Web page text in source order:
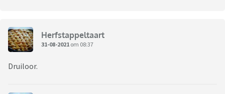
Herfstappeltaart
31-08-2021 om 08:37
Druiloor.